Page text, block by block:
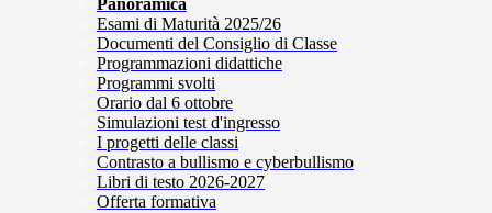
Panoramica
Esami di Maturità 2025/26
Documenti del Consiglio di Classe
Programmazioni didattiche
Programmi svolti
Orario dal 6 ottobre
Simulazioni test d'ingresso
I progetti delle classi
Contrasto a bullismo e cyberbullismo
Libri di testo 2026-2027
Offerta formativa